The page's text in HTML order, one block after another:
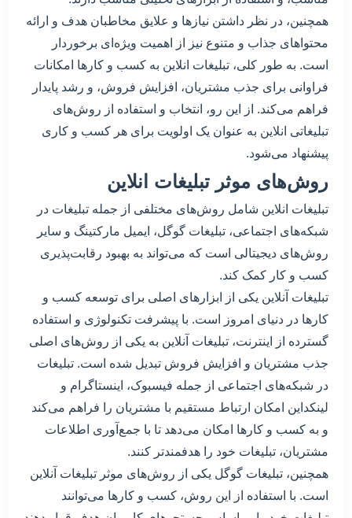
همچنین، در نظر داشتن نیازها و علایق مخاطبان هدف و ارائه
محتواهای جذاب و متنوع نیز از اهمیت ویژه‌ای برخوردار
است. به طور کلی، تبلیغات انلاین به کسب و کارها امکانات
فراوانی برای جذب مشتریان، افزایش فروش، و رشد پایدار
فراهم می‌کند. از این رو، انتخاب و استفاده از روش‌های
تبلیغاتی انلاین به عنوان یک اولویت برای هر کسب و کاری
پیشنهاد می‌شود.
روش‌های موثر تبلیغات انلاین
تبلیغات انلاین شامل روش‌های مختلفی از جمله تبلیغات در
شبکه‌های اجتماعی، تبلیغات گوگل، ایمیل مارکتینگ و سایر
روش‌های دیجیتالی است که می‌تواند به بهبود رقابت‌پذیری
کسب و کار کمک کند.
تبلیغات آنلاین یکی از ابزارهای اصلی برای توسعه کسب و
کارها در دنیای امروز است. با پیشرفت تکنولوژی و استفاده
گسترده از اینترنت، تبلیغات آنلاین به یکی از روش‌های اصلی
جذب مشتریان و افزایش فروش تبدیل شده است. تبلیغات
در شبکه‌های اجتماعی از جمله فیسبوک، اینستاگرام و
لینکداین امکان ارتباط مستقیم با مشتریان را فراهم می‌کند
و به کسب و کارها امکان می‌دهد تا با جمع‌آوری اطلاعات
مشتریان، تبلیغات خود را هدفمندتر کنند.
همچنین، تبلیغات گوگل یکی از روش‌های موثر تبلیغات آنلاین
است. با استفاده از این روش، کسب و کارها می‌توانند